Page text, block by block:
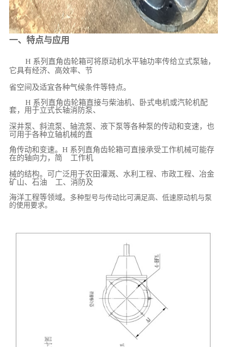
一、特点与应用
H 系列直角齿轮箱可将原动机水平轴功率传给立式泵轴，
它具有经济、高效率、节
省空间及适宜各种气候条件等特点。
H 系列直角齿轮箱直接与柴油机、卧式电机或汽轮机配
套，用于立式长轴消防泵、
深井泵、斜流泵、轴流泵、液下泵等各种泵的传动和变速，也
可用于各种立轴机械的直
角传动和变速。 H 系列直角齿轮箱可直接承受工作机械可能存
在的轴向力，简
工作机
械的结构。可广泛用于农田灌溉、水利工程、市政工程、冶金
矿山、石油
工、消防及
海洋工程等领域。
多种型号与传动比可满足高、低速原动机与泵
的使用要求。